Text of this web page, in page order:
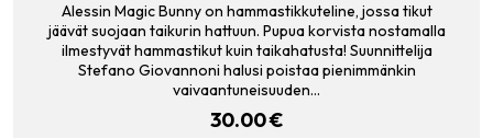
Alessin Magic Bunny on hammastikkuteline, jossa tikut
jäävät suojaan taikurin hattuun. Pupua korvista nostamalla
ilmestyvät hammastikut kuin taikahatusta! Suunnittelija
Stefano Giovannoni halusi poistaa pienimmänkin
vaivaantuneisuuden…
30.00€